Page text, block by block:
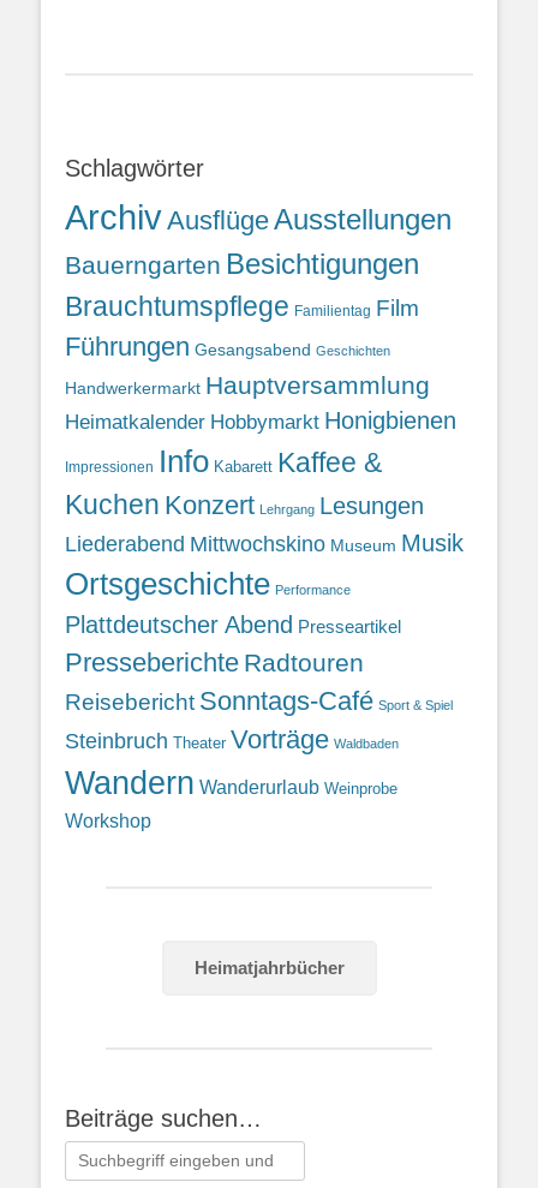
Schlagwörter
ArchivAusflügeAusstellungen
Bauerngarten Besichtigungen
Brauchtumspflege Familientag Film
Führungen Gesangsabend Geschichten
Handwerkermarkt Hauptversammlung
Heimatkalender Hobbymarkt Honigbienen
Impressionen Info Kabarett Kaffee &
Kuchen Konzert Lehrgang Lesungen
Liederabend Mittwochskino Museum Musik
Ortsgeschichte Performance
Plattdeutscher Abend Presseartikel
Presseberichte Radtouren
Reisebericht Sonntags-Café Sport & Spiel
Steinbruch Theater Vorträge Waldbaden
Wandern Wanderurlaub Weinprobe
Workshop
Heimatjahrbücher
Beiträge suchen…
Suchen
nach: